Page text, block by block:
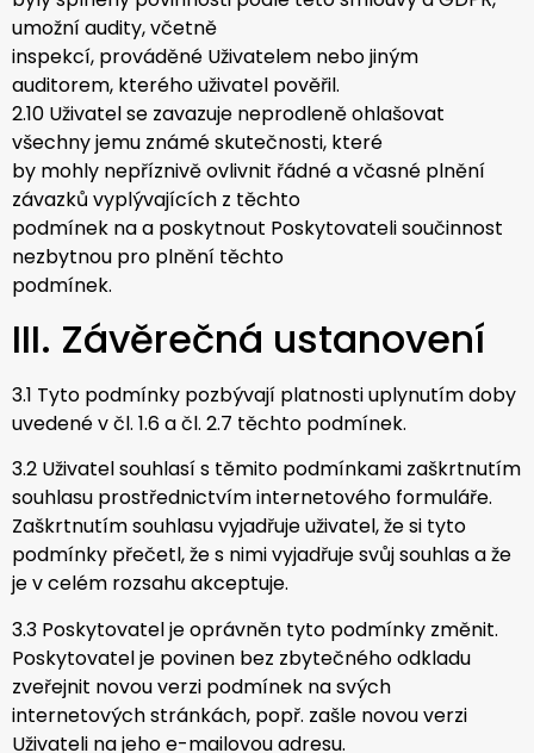
umožní audity, včetně
inspekcí, prováděné Uživatelem nebo jiným
auditorem, kterého uživatel pověřil.
2.10 Uživatel se zavazuje neprodleně ohlašovat
všechny jemu známé skutečnosti, které
by mohly nepříznivě ovlivnit řádné a včasné plnění
závazků vyplývajících z těchto
podmínek na a poskytnout Poskytovateli součinnost
nezbytnou pro plnění těchto
podmínek.
III. Závěrečná ustanovení
3.1 Tyto podmínky pozbývají platnosti uplynutím doby
uvedené v čl. 1.6 a čl. 2.7 těchto podmínek.
3.2 Uživatel souhlasí s těmito podmínkami zaškrtnutím
souhlasu prostřednictvím internetového formuláře.
Zaškrtnutím souhlasu vyjadřuje uživatel, že si tyto
podmínky přečetl, že s nimi vyjadřuje svůj souhlas a že
je v celém rozsahu akceptuje.
3.3 Poskytovatel je oprávněn tyto podmínky změnit.
Poskytovatel je povinen bez zbytečného odkladu
zveřejnit novou verzi podmínek na svých
internetových stránkách, popř. zašle novou verzi
Uživateli na jeho e-mailovou adresu.